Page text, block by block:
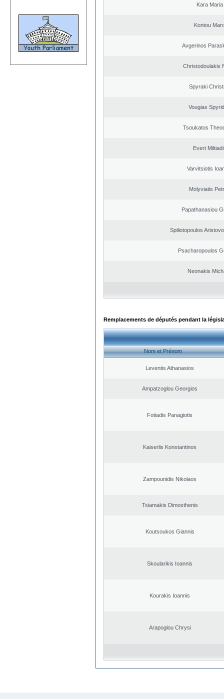
Kara Maria
Kontou
Avgerinos
Christodoulakis
Spyraki
Vougias
Tsoukatos
Evert
Varvitsiotis
Molyviatis
Papathanasiou
Spiliotopoulos
Psacharopoulos
Neonakis
Remplacements de députés pendant la
Nom et Prénom
Leventis Athanasios
Ampatzoglou Georgios
Fotiadis Panagiotis
Kaiserlis Konstantinos
Zampounidis Nikolaos
Tsiamakis Dimosthenis
Koutsoukos Giannis
Skoularikis Ioannis
Kourakis Ioannis
Arapoglou Chrysi